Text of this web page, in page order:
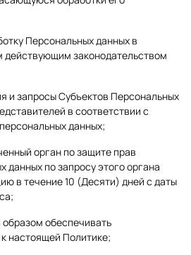
Персональных данных в
действующим законодательством
и запросы Субъектов Персональных
в соответствии с
данных;
орган по защите прав
данных по запросу этого органа
в течение 10 (Десяти) дней с даты
обеспечивать
настоящей Политике;